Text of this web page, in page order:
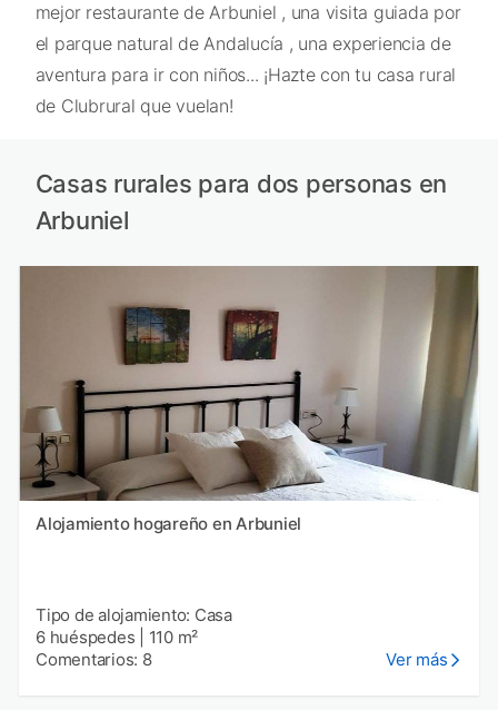
mejor restaurante de Arbuniel , una visita guiada por
el parque natural de Andalucía , una experiencia de
aventura para ir con niños... ¡Hazte con tu casa rural
de Clubrural que vuelan!
Casas rurales para dos personas en
Arbuniel
Alojamiento hogareño en Arbuniel
Tipo de alojamiento: Casa
6 huéspedes
110 m²
Comentarios: 8
Ver más